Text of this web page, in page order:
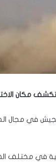
في مجال
في مختلف